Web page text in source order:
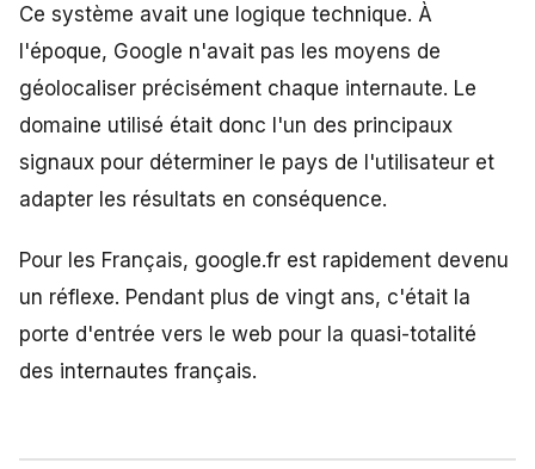
Ce système avait une logique technique. À
l'époque, Google n'avait pas les moyens de
géolocaliser précisément chaque internaute. Le
domaine utilisé était donc l'un des principaux
signaux pour déterminer le pays de l'utilisateur et
adapter les résultats en conséquence.
Pour les Français, google.fr est rapidement devenu
un réflexe. Pendant plus de vingt ans, c'était la
porte d'entrée vers le web pour la quasi-totalité
des internautes français.